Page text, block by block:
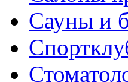
Сауны и